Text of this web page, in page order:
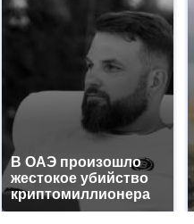
В ОАЭ произошло
жестокое убийство
криптомиллионера